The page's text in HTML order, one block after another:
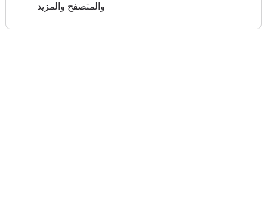
والمتصفح والمزيد